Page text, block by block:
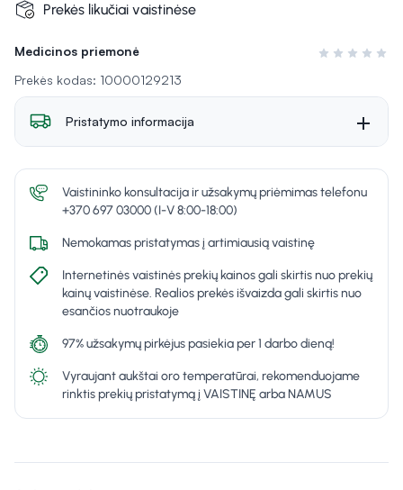
Medicinos priemonė
Įvertinimas 0
Prekės kodas: 10000129213
Prekės likučiai vaistinėse
Pristatymo informacija
Vaistininko konsultacija ir užsakymų priėmimas telefonu
+370 697 03000 (I-V 8:00-18:00)
Nemokamas pristatymas į artimiausią vaistinę
Internetinės vaistinės prekių kainos gali skirtis nuo prekių
kainų vaistinėse. Realios prekės išvaizda gali skirtis nuo
esančios nuotraukoje
97% užsakymų pirkėjus pasiekia per 1 darbo dieną!
Vyraujant aukštai oro temperatūrai, rekomenduojame
rinktis prekių pristatymą į VAISTINĘ arba NAMUS